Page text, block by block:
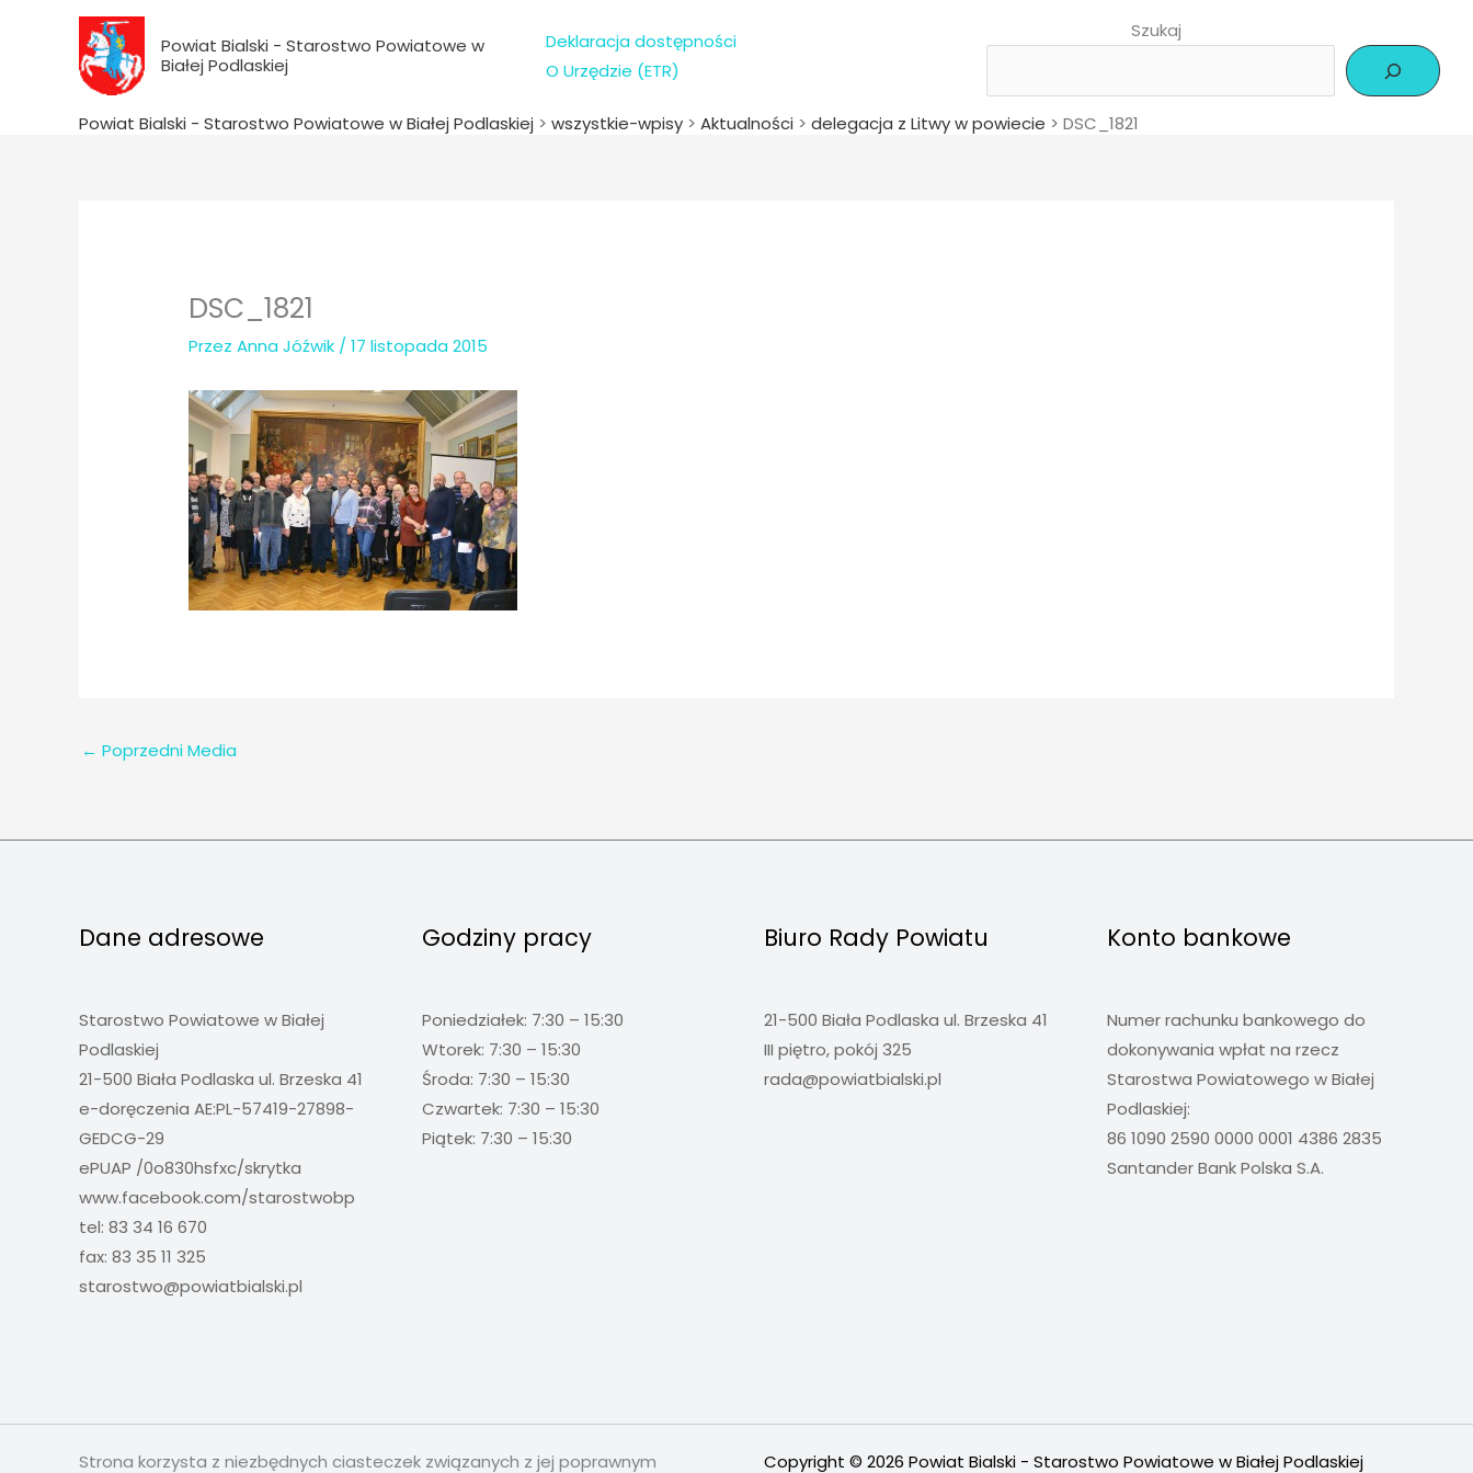
Powiat Bialski - Starostwo Powiatowe w
Białej Podlaskiej
Deklaracja dostępności
O Urzędzie (ETR)
Szukaj
Powiat Bialski - Starostwo Powiatowe w Białej Podlaskiej > wszystkie-wpisy > Aktualności > delegacja z Litwy w powiecie > DSC_1821
DSC_1821
PrzezAnna Jóźwik /17 listopada 2015
← Poprzedni Media
Dane adresowe
Starostwo Powiatowe w Białej
Podlaskiej
21-500 Biała Podlaska ul. Brzeska 41
e-doręczenia AE:PL-57419-27898-
GEDCG-29
ePUAP /0o830hsfxc/skrytka
www.facebook.com/starostwobp
tel: 83 34 16 670
fax: 83 35 11 325
starostwo@powiatbialski.pl
Godziny pracy
Poniedziałek: 7:30 – 15:30
Wtorek: 7:30 – 15:30
Środa: 7:30 – 15:30
Czwartek: 7:30 – 15:30
Piątek: 7:30 – 15:30
Biuro Rady Powiatu
21-500 Biała Podlaska ul. Brzeska 41
III piętro, pokój 325
rada@powiatbialski.pl
Konto bankowe
Numer rachunku bankowego do
dokonywania wpłat na rzecz
Starostwa Powiatowego w Białej
Podlaskiej:
86 1090 2590 0000 0001 4386 2835
Santander Bank Polska S.A.
Strona korzysta z niezbędnych ciasteczek związanych z jej poprawnym Copyright © 2026 Powiat Bialski - Starostwo Powiatowe w Białej Podlaskiej